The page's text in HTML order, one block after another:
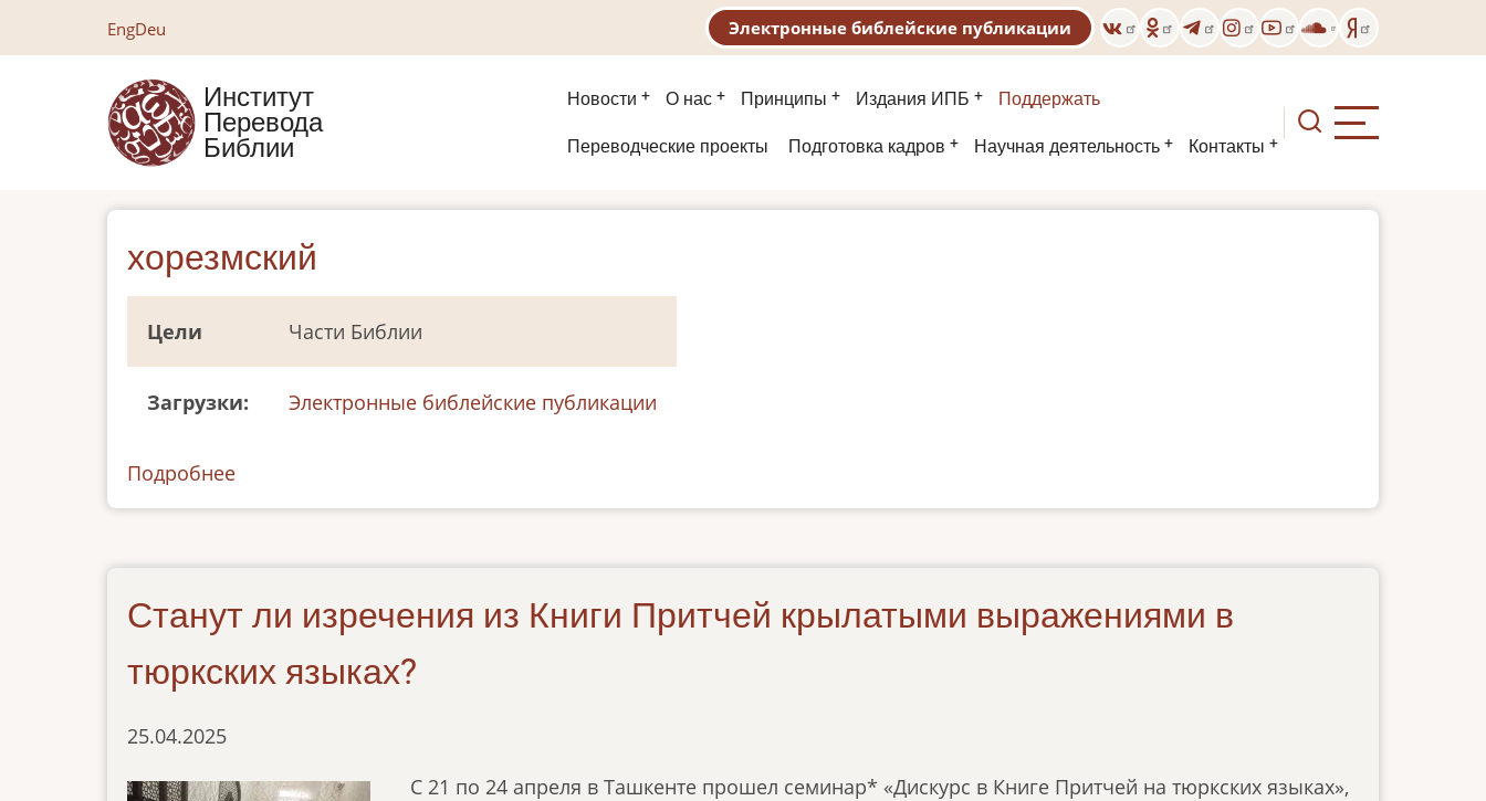
содержанию
EngDeu Электронные библейские публикации
Институт
Перевода
Библии
Основная
навигация
Новости О нас Принципы Издания ИПБ Поддержать
Второе
Переводческие проекты Подготовка кадров Научная деятельность Контакты
хорезмский
Цели Части Библии
Загрузки Электронные библейские публикации
Подробнее
хорезмский
Станут ли изречения из Книги Притчей крылатыми выражениями в
тюркских языках?
25.04.2025
С 21 по 24 апреля в Ташкенте прошел семинар* «Дискурс в Книге Притчей на тюркских языках»,